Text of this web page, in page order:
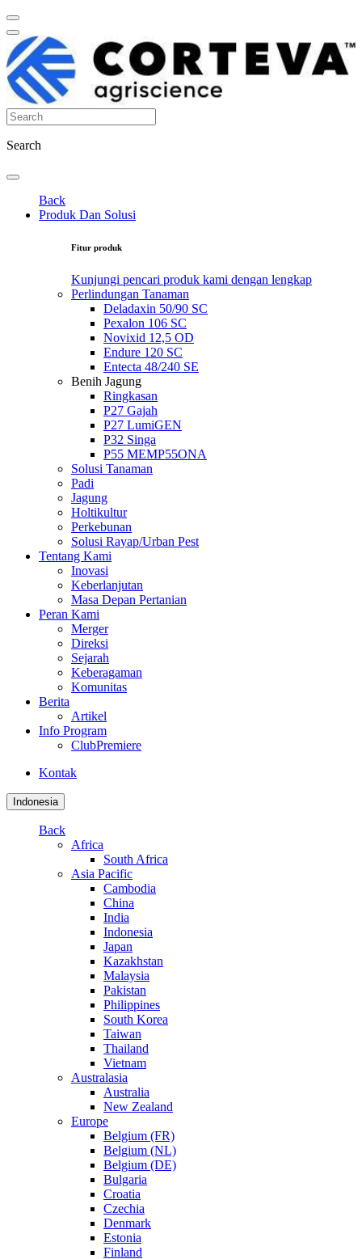
Search
Back
Produk Dan Solusi
Fitur produk
Kunjungi pencari produk kami dengan lengkap
Perlindungan Tanaman
Deladaxin 50/90 SC
Pexalon 106 SC
Novixid 12,5 OD
Endure 120 SC
Entecta 48/240 SE
Benih Jagung
Ringkasan
P27 Gajah
P27 LumiGEN
P32 Singa
P55 MEMP55ONA
Solusi Tanaman
Padi
Jagung
Holtikultur
Perkebunan
Solusi Rayap/Urban Pest
Tentang Kami
Inovasi
Keberlanjutan
Masa Depan Pertanian
Peran Kami
Merger
Direksi
Sejarah
Keberagaman
Komunitas
Berita
Artikel
Info Program
ClubPremiere
Kontak
Indonesia
Back
Africa
South Africa
Asia Pacific
Cambodia
China
India
Indonesia
Japan
Kazakhstan
Malaysia
Pakistan
Philippines
South Korea
Taiwan
Thailand
Vietnam
Australasia
Australia
New Zealand
Europe
Belgium (FR)
Belgium (NL)
Belgium (DE)
Bulgaria
Croatia
Czechia
Denmark
Estonia
Finland